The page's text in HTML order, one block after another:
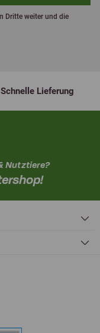
Dritte weiter und die
Schnelle Lieferung
Nutztiere?